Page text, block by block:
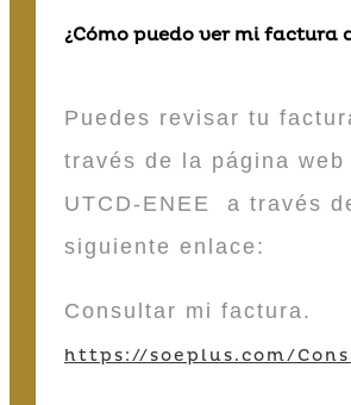
¿Cómo puedo ver mi factura
Puedes revisar tu
través de la página web
UTCD-ENEE a través
siguiente enlace:
Consultar mi factura.
https://soeplus.com/